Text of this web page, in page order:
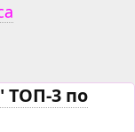
ТОП-3 по